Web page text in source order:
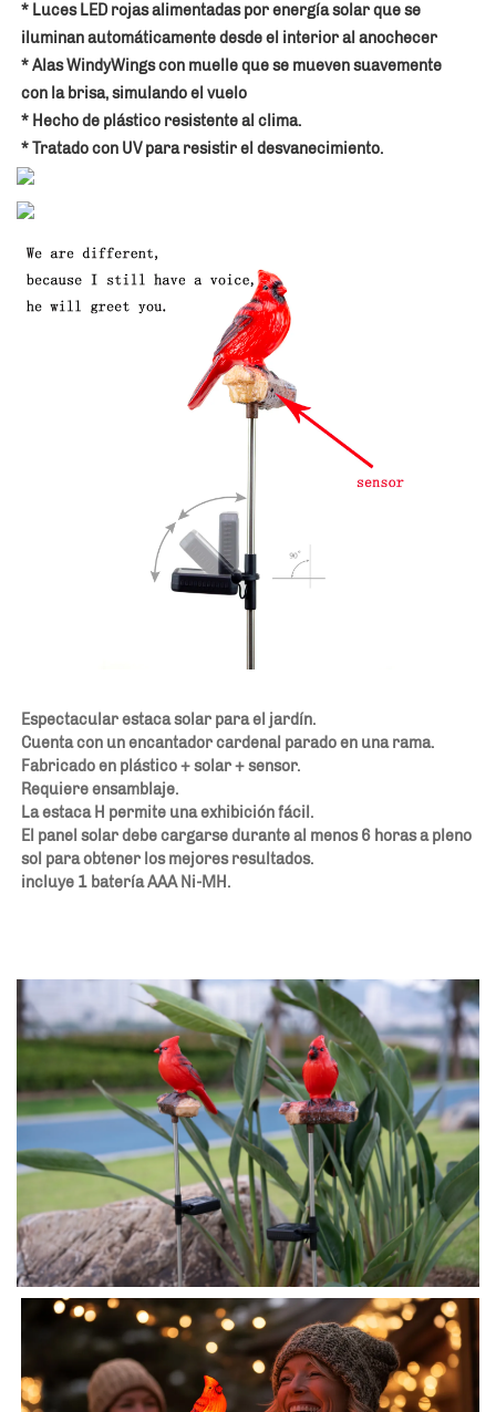
* Luces LED rojas alimentadas por energía solar que se
iluminan automáticamente desde el interior al anochecer
* Alas WindyWings con muelle que se mueven suavemente
con la brisa, simulando el vuelo
* Hecho de plástico resistente al clima.
* Tratado con UV para resistir el desvanecimiento.
Espectacular estaca solar para el jardín.
Cuenta con un encantador cardenal parado en una rama.
Fabricado en plástico + solar + sensor.
Requiere ensamblaje.
La estaca H permite una exhibición fácil.
El panel solar debe cargarse durante al menos 6 horas a pleno
sol para obtener los mejores resultados.
incluye 1 batería AAA Ni-MH.